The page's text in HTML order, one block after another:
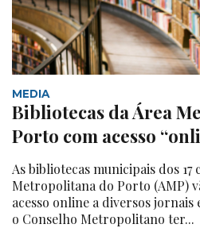
MEDIA
Bibliotecas da Área
Porto com acesso
As bibliotecas municipais dos 17
Metropolitana do Porto (AMP)
acesso online a diversos jornais
o Conselho Metropolitano ter...